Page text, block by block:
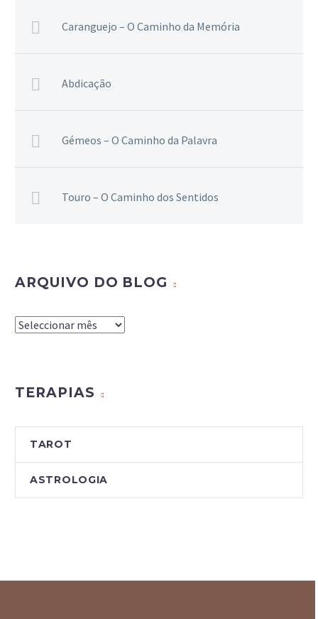
Caranguejo – O Caminho da Memória
Abdicação
Gémeos – O Caminho da Palavra
Touro – O Caminho dos Sentidos
ARQUIVO DO BLOG
Arquivo
TERAPIAS
TAROT
ASTROLOGIA